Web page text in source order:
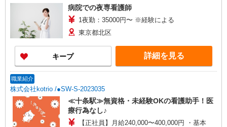
病院での夜専看護師
1夜勤：35000円〜 ※経験による
東京都北区
キープ 詳細を見る
職業紹介
株式会社kotrio /●SW-S-2023035
≪十条駅≫無資格・未経験OKの看護助手！医
療行為なし♪
【正社員】月給240,000〜400,000円 ・基本